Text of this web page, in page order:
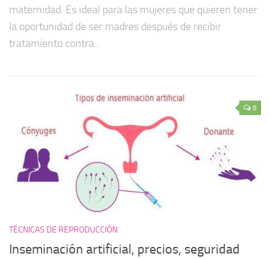
maternidad. Es ideal para las mujeres que quieren tener
la oportunidad de ser madres después de recibir
tratamiento contra...
8
TÉCNICAS DE REPRODUCCIÓN
Inseminación artificial, precios, seguridad